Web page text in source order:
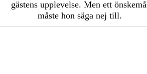
gästens upp­levelse. Men ett
måste hon säga nej till.